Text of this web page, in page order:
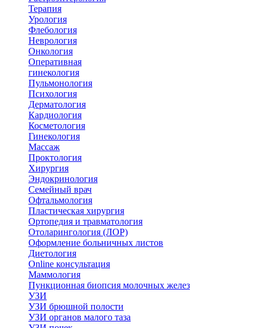
Терапия
Урология
Флебология
Неврология
Онкология
Оперативная
гинекология
Пульмонология
Психология
Дерматология
Кардиология
Косметология
Гинекология
Массаж
Проктология
Хирургия
Эндокринология
Семейный врач
Офтальмология
Пластическая хирургия
Ортопедия и травматология
Отоларингология (ЛОР)
Оформление больничных листов
Диетология
Online консультация
Маммология
Пункционная биопсия молочных желез
УЗИ
УЗИ брюшной полости
УЗИ органов малого таза